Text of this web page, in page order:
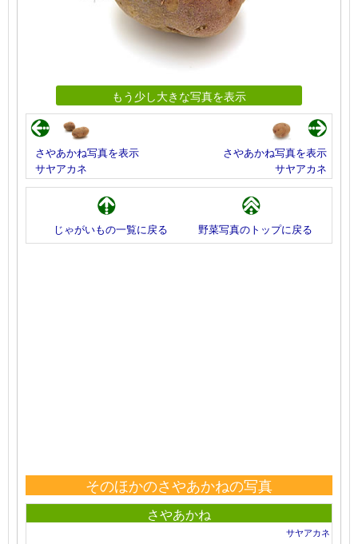
もう少し大きな写真を表示
さやあかね写真を表示
サヤアカネ
さやあかね写真を表示
サヤアカネ
じゃがいもの一覧に戻る 野菜写真のトップに戻る
そのほかのさやあかねの写真
さやあかね
サヤアカネ